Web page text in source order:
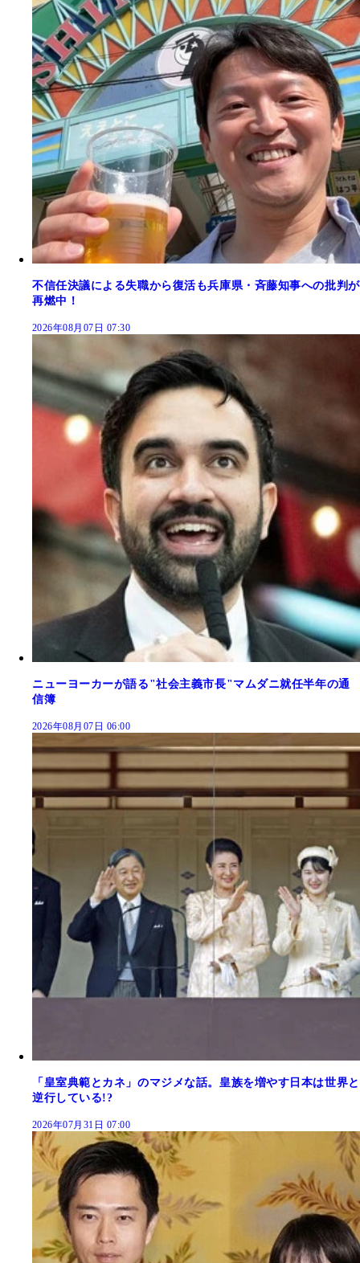
不信任決議による失職から復活も兵庫県・斉藤知事への批判が
再燃中！
2026年08月07日 07:30
ニューヨーカーが語る"社会主義市長"マムダニ就任半年の通
信簿
2026年08月07日 06:00
「皇室典範とカネ」のマジメな話。皇族を増やす日本は世界と
逆行している!?
2026年07月31日 07:00